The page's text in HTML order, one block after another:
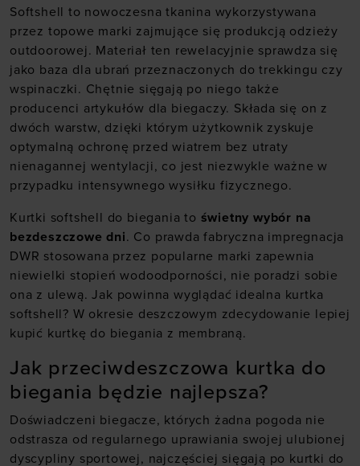
Softshell to nowoczesna tkanina wykorzystywana
przez topowe marki zajmujące się produkcją odzieży
outdoorowej. Materiał ten rewelacyjnie sprawdza się
jako baza dla ubrań przeznaczonych do trekkingu czy
wspinaczki. Chętnie sięgają po niego także
producenci artykułów dla biegaczy. Składa się on z
dwóch warstw, dzięki którym użytkownik zyskuje
optymalną ochronę przed wiatrem bez utraty
nienagannej wentylacji, co jest niezwykle ważne w
przypadku intensywnego wysiłku fizycznego.
Kurtki softshell do biegania to świetny wybór na
bezdeszczowe dni. Co prawda fabryczna impregnacja
DWR stosowana przez popularne marki zapewnia
niewielki stopień wodoodporności, nie poradzi sobie
ona z ulewą. Jak powinna wyglądać idealna kurtka
softshell? W okresie deszczowym zdecydowanie lepiej
kupić kurtkę do biegania z membraną.
Jak przeciwdeszczowa kurtka do
biegania będzie najlepsza?
Doświadczeni biegacze, których żadna pogoda nie
odstrasza od regularnego uprawiania swojej ulubionej
dyscypliny sportowej, najczęściej sięgają po kurtki do